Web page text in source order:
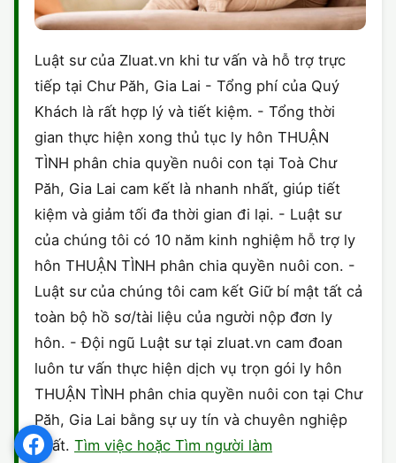
Luật sư của Zluat.vn khi tư vấn và hỗ trợ trực
tiếp tại Chư Păh, Gia Lai - Tổng phí của Quý
Khách là rất hợp lý và tiết kiệm. - Tổng thời
gian thực hiện xong thủ tục ly hôn THUẬN
TÌNH phân chia quyền nuôi con tại Toà Chư
Păh, Gia Lai cam kết là nhanh nhất, giúp tiết
kiệm và giảm tối đa thời gian đi lại. - Luật sư
của chúng tôi có 10 năm kinh nghiệm hỗ trợ ly
hôn THUẬN TÌNH phân chia quyền nuôi con. -
Luật sư của chúng tôi cam kết Giữ bí mật tất cả
toàn bộ hồ sơ/tài liệu của người nộp đơn ly
hôn. - Đội ngũ Luật sư tại zluat.vn cam đoan
luôn tư vấn thực hiện dịch vụ trọn gói ly hôn
THUẬN TÌNH phân chia quyền nuôi con tại Chư
Păh, Gia Lai bằng sự uy tín và chuyên nghiệp
nhất. Tìm việc hoặc Tìm người làm